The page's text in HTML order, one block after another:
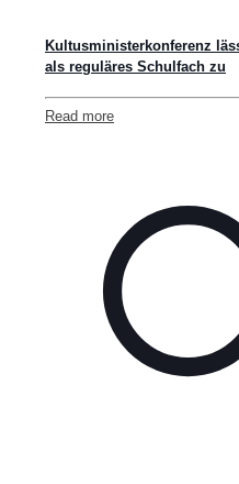
Kultusministerkonferenz
als reguläres Schulfach zu
Read more